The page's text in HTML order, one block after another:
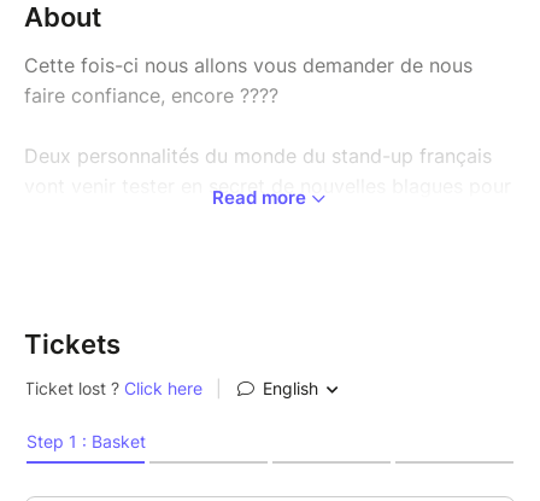
About
Cette fois-ci nous allons vous demander de nous
faire confiance, encore ????
Deux personnalités du monde du stand-up français
vont venir tester en secret de nouvelles blagues pour
allez assister à des blagues inédites, des
probablement jamais rejoués de cette manière.
Read more
Tickets